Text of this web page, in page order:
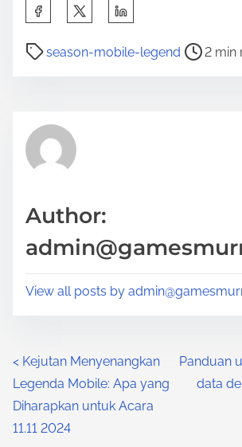
a
h
p
s
o
season-mobile-legend
P
r
e
t
i
e
2 min
Author:
View all posts by
P
o
s
< Kejutan Menyenangkan
Legenda Mobile: Apa yang
Diharapkan untuk Acara
11.11 2024
Panduan
data